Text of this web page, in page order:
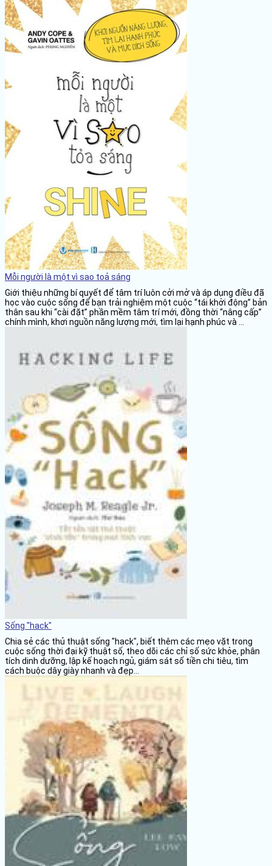
Mỗi người là một vì sao toả sáng
Giới thiệu những bí quyết để tâm trí luôn cởi mở và áp dụng điều đã
học vào cuộc sống để bạn trải nghiệm một cuộc “tái khởi động” bản
thân sau khi “cài đặt” phần mềm tâm trí mới, đồng thời “nâng cấp”
chính mình, khơi nguồn năng lượng mới, tìm lại hạnh phúc và ...
Sống "hack"
Chia sẻ các thủ thuật sống "hack", biết thêm các mẹo vặt trong
cuộc sống thời đại kỹ thuật số, theo dõi các chỉ số sức khỏe, phân
tích dinh dưỡng, lập kế hoạch ngủ, giám sát số tiền chi tiêu, tìm
cách buộc dây giày nhanh và đẹp...